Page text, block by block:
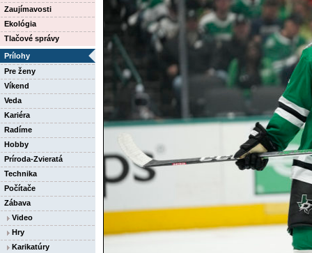
Zaujímavosti
Ekológia
Tlačové správy
Prílohy
Pre ženy
Víkend
Veda
Kariéra
Radíme
Hobby
Príroda-Zvieratá
Technika
Počítače
Zábava
Video
Hry
Karikatúry